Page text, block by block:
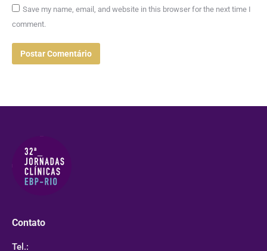
Save my name, email, and website in this browser for the next time I
comment.
Postar Comentário
Contato
Tel.: